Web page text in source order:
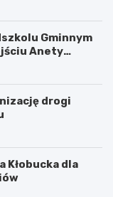
Gminnym
Anety
drogi
Kłobucka dla